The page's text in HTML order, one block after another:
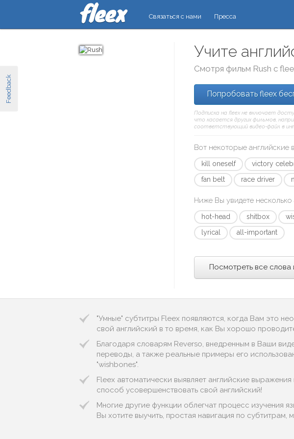
Feedback
Связаться с нами Пресса
Учите
Смотря фильм Rush с
Попробовать fleex
Подписка на fleex не включает
что касается других фильмов,
соответствующий видео-файл в
Вот некоторые
kill oneself victory
fan belt
race driver
Ниже Вы увидете
hot-head shitbox
lyrical
all-important
Посмотреть все слова
"Умные" субтитры Fleex появляются, когда Вам это
свой английский в то время, как Вы хорошо
Благодаря словарям Reverso, внедренным в Ваши
переводы, а также реальные примеры его
"wishbones".
Fleex автоматически выявляет английские
способ усовершенствовать свой английский!
Многие другие функции облегчат процесс изучения
Вы хотите выучить, простая навигация по субтитрам,